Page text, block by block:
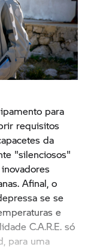
para
requisitos
da
"silenciosos"
Afinal, o
se se
e
C.A.R.E. só
para uma